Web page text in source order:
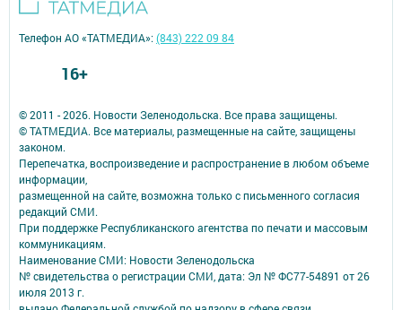
© 2011 - 2026. Новости Зеленодольска. Все права защищены.
© ТАТМЕДИА. Все материалы, размещенные на сайте, защищены
законом.
Перепечатка, воспроизведение и распространение в любом объеме
информации,
размещенной на сайте, возможна только с письменного согласия
редакций СМИ.
При поддержке Республиканского агентства по печати и массовым
коммуникациям.
Наименование СМИ: Новости Зеленодольска
№ свидетельства о регистрации СМИ, дата: Эл № ФС77-54891 от 26
июля 2013 г.
Телефон АО «ТАТМЕДИА»:(843) 222 09 84
16+